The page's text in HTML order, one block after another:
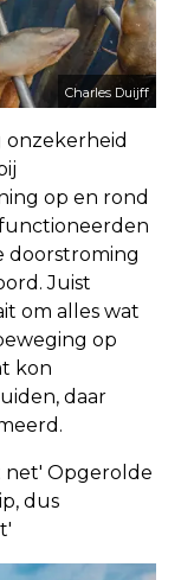
Charles Duijff
onzekerheid
op en rond
doorstroming
Juist
om alles wat
op
kon
daar
net' Opgerolde
dus